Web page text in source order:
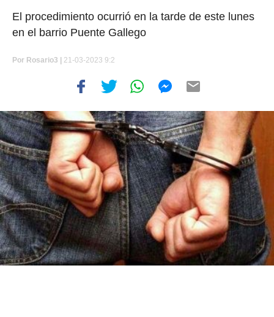
El procedimiento ocurrió en la tarde de este lunes
en el barrio Puente Gallego
Por Rosario3 | 21-03-2023 9:2